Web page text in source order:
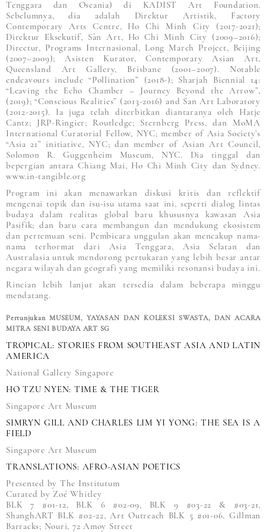
Tenggara dan Oseania) di KADIST Art Foundation.
Sebelumnya, dia adalah Direktur Artistik, Factory
Contemporary Arts Centre, Ho Chi Minh City (2017-2021);
Direktur Eksekutif, Sàn Art, Ho Chi Minh City (2009–2016);
Directur, Programs Internasional, Long March Project, Beijing
(2007–2009); Asisten Kurator, Contemporary Asian Art,
Queensland Art Gallery, Brisbane (2001–2007). Notable
endeavours include “Pollination” (2018-); Sharjah Biennial 14:
“Leaving the Echo Chamber – Journey Beyond the Arrow”,
(2019); “Conscious Realities” (2013-2016) and San Art Laboratory
(2012-2015). Ia juga telah diterbitkan diantaranya oleh Hatje
Cantz; JRP-Ringier; Routledge; Sternberg Press, dan MoMA
International Curatorial Fellow, NYC; member of Asia Society’s
“Asia 21” initiative, NYC; dan member of Asian Art Council,
Solomon R. Guggenheim Museum, NYC. Dia tinggal dan
bepergian antara Chiang Mai, Ho Chi Minh City dan Sydney.
www.in-tangible.org
Program ini akan menawarkan diskusi kritis dan reflektif
mengenai topik dan isu-isu utama saat ini, seperti dialog lintas
budaya dalam realitas global baru khususnya kawasan Asia
Pasifik; dan baru cara membangun dan mendukung ekosistem
dan pertemuan seni. Pembicara unggulan akan mencakup nama-
nama terhormat dari Asia Tenggara, Asia Selatan dan
Australasia untuk mendorong pertukaran yang lebih besar antar
negara wilayah dan geografi yang memiliki resonansi budaya ini.
Rincian lebih lanjut akan tersedia dalam beberapa minggu
mendatang.
Pertunjukan MUSEUM, YAYASAN DAN KOLEKSI SWASTA, DAN ACARA
MITRA SENI BUDAYA ART SG
TROPICAL: STORIES FROM SOUTHEAST ASIA AND LATIN
AMERICA
National Gallery Singapore
HO TZU NYEN: TIME & THE TIGER
Singapore Art Museum
SIMRYN GILL AND CHARLES LIM YI YONG: THE SEA IS A
FIELD
Singapore Art Museum
TRANSLATIONS: AFRO-ASIAN POETICS
Presented by The Institutum
Curated by Zoé Whitley
BLK 7 #01-12, BLK 6 #02-09, BLK 9 #03-22 & #03-21,
ShanghART BLK #02-22, Art Outreach BLK 5 #01-06, Gillman
Barracks; Nouri, 72 Amoy Street